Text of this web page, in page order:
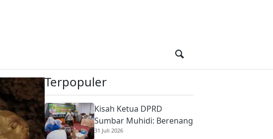
Terpopuler
Kisah Ketua DPRD
Sumbar Muhidi: Berenang
di Sungai Berbuaya Demi
31 Juli 2026